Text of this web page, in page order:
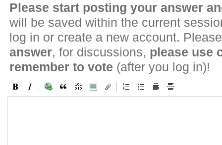
Please start posting your answer
will be saved within the current
log in or create a new account.
answer, for discussions, please use
remember to vote (after you log in)!